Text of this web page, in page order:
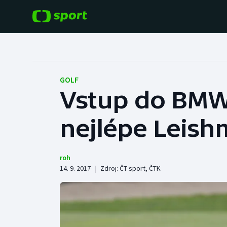
Hokej
Tenis
Cyklistika
Baseball a softbal
Basketbal
Boby a skeleton
GOLF
Vstup do
nejlépe
roh
14. 9. 2017 | Zdroj: ČT sport, ČTK